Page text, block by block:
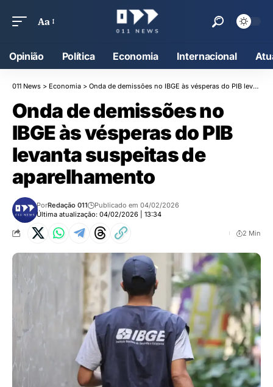
Aa
Opinião Política Economia Internacional
011 News > Economia > Onda de demissões no IBGE às vésperas do PIB levanta suspeitas de aparelhamento
Onda de demissões no
IBGE às vésperas do PIB
levanta suspeitas de
aparelhamento
Última atualização: 04/02/2026 | 13:34
PorRedação 011 Publicado em 04/02/2026
2 Min